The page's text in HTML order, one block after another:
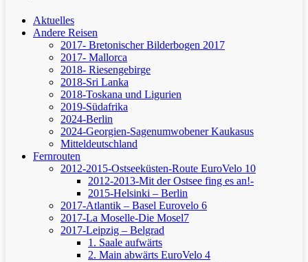
Aktuelles
Andere Reisen
2017- Bretonischer Bilderbogen 2017
2017- Mallorca
2018- Riesengebirge
2018-Sri Lanka
2018-Toskana und Ligurien
2019-Südafrika
2024-Berlin
2024-Georgien-Sagenumwobener Kaukasus
Mitteldeutschland
Fernrouten
2012-2015-Ostseeküsten-Route EuroVelo 10
2012-2013-Mit der Ostsee fing es an!-
2015-Helsinki – Berlin
2017-Atlantik – Basel Eurovelo 6
2017-La Moselle-Die Mosel7
2017-Leipzig – Belgrad
1. Saale aufwärts
2. Main abwärts EuroVelo 4